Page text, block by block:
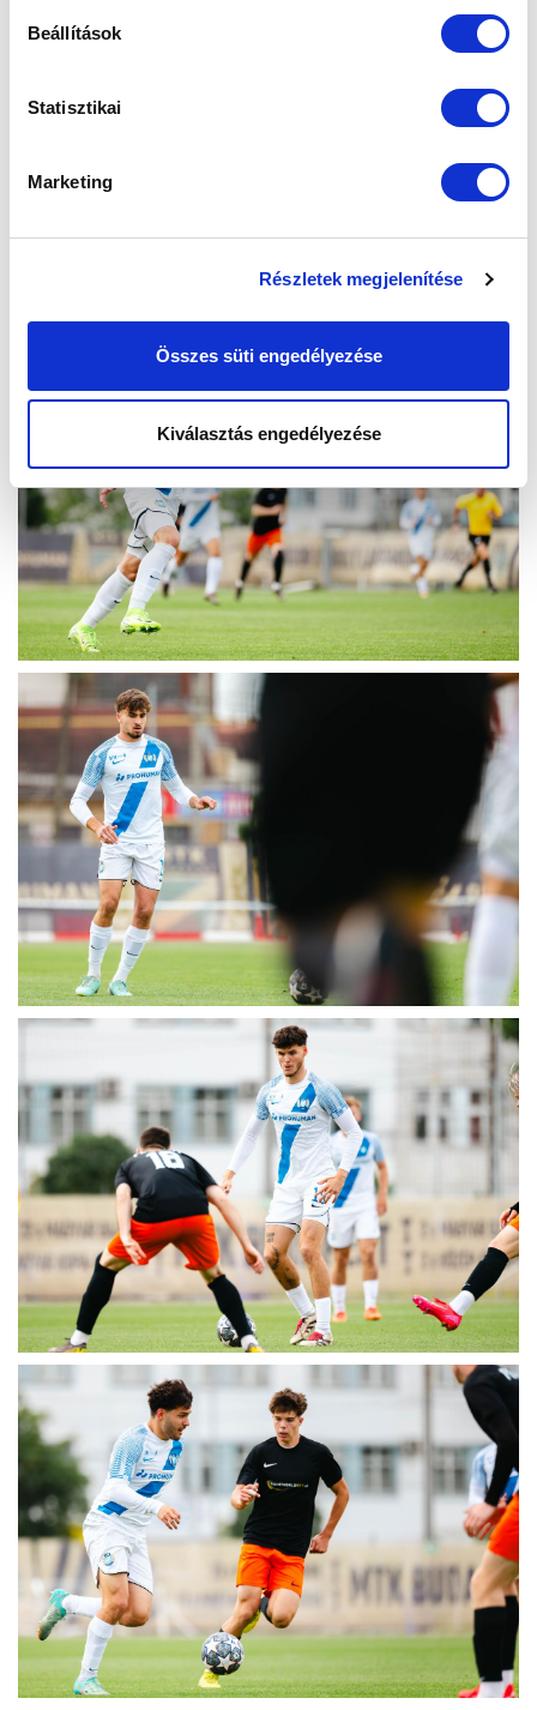
Beállítások
Statisztikai
Marketing
Részletek megjelenítése
Összes süti engedélyezése
Kiválasztás engedélyezése